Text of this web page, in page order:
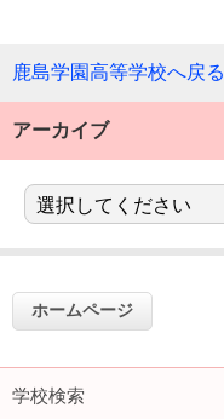
鹿島学園高等学校へ戻る
アーカイブ
ホームページ
学校検索